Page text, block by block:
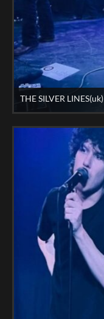
THE SILVER LINES(uk)